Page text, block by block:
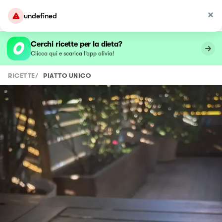
undefined
Cerchi ricette per la dieta?
Clicca qui e scarica l’app olivia!
RICETTE/ PIATTO UNICO